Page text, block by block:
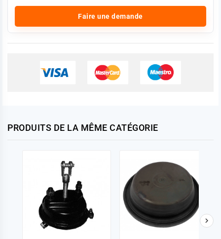
Faire une demande
PRODUITS DE LA MÊME CATÉGORIE
